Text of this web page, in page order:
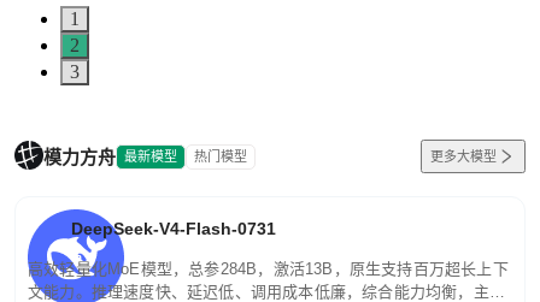
1
2
3
模力方舟 最新模型 热门模型 更多大模型
DeepSeek-V4-Flash-0731
高效轻量化MoE模型，总参284B，激活13B，原生支持百万超长上下
文能力。推理速度快、延迟低、调用成本低廉，综合能力均衡，主打